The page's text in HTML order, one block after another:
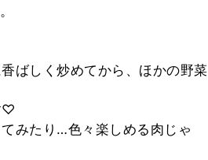
ばしく炒めてから、ほかの野菜
♡
みたり…色々楽しめる肉じゃ